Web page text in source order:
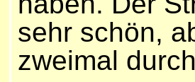
sehr schön,
zweimal